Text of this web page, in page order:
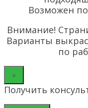
Возможен
Внимание!
Варианты
по
×
Получить